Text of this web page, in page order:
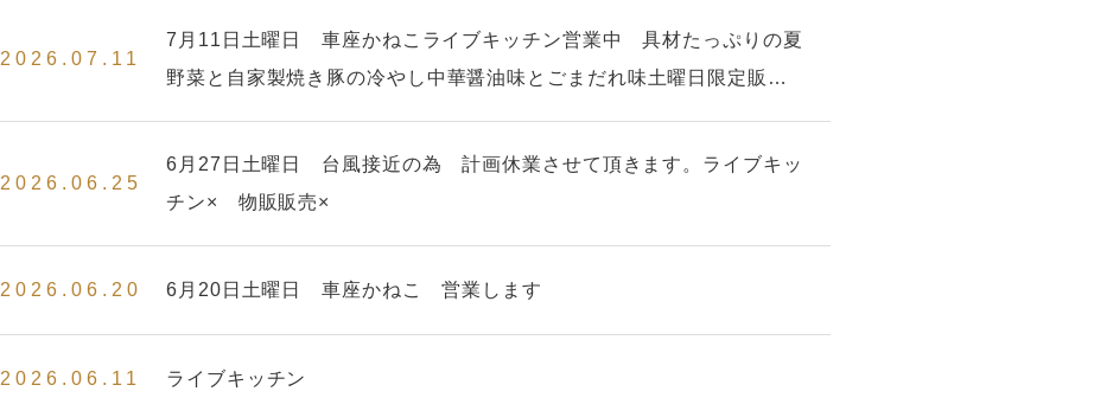
2026.07.11
7月11日土曜日 車座かねこライブキッチン営業中 具材たっぷりの夏
野菜と自家製焼き豚の冷やし中華醤油味とごまだれ味土曜日限定販売
2026.06.25
6月27日土曜日 台風接近の為 計画休業させて頂きます。ライブキッ
チン× 物販販売×
2026.06.20 6月20日土曜日 車座かねこ 営業します
2026.06.11 ライブキッチン